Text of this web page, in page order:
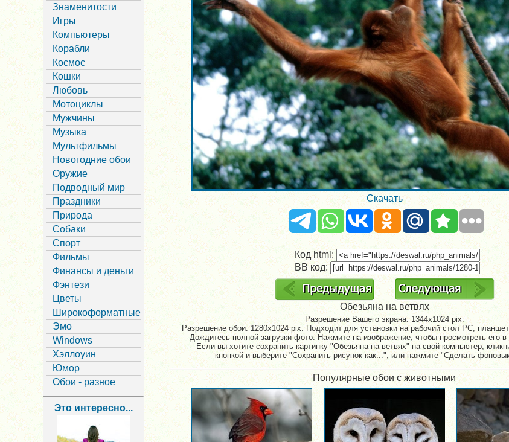
Знаменитости
Игры
Компьютеры
Корабли
Космос
Кошки
Любовь
Мотоциклы
Мужчины
Музыка
Мультфильмы
Новогодние обои
Оружие
Подводный мир
Праздники
Природа
Собаки
Спорт
Фильмы
Финансы и деньги
Фэнтези
Цветы
Широкоформатные
Эмо
Windows
Хэллоуин
Юмор
Обои - разное
Это интересно...
Скачать
Код html:
BB код:
Обезьяна на ветвях
Разрешение Вашего экрана:1344x1024 pix.
Разрешение обои: 1280x1024 pix. Подходит для установки на рабочий стол PC,
Дождитесь полной загрузки фото. Нажмите на изображение, чтобы просмотреть его
Если вы хотите сохранить картинку "Обезьяна на ветвях" на свой компьютер,
кнопкой и выберите "Сохранить рисунок как...", или нажмите "Сделать
Популярные обои с животными